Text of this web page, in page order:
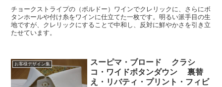
チョークストライプの（ボルドー）ワインでクレリックに、さらにボ
タンホールや付け糸をワインに仕立てた一枚です。明るい派手目の生
地ですが、クレリックにすることで中和し、反対に鮮やかさを引き立
たせています。
お客様デザイン集
スーピマ・ブロード クラシ
コ・ワイドボタンダウン 裏替
え・リバティ・プリント・フィビ